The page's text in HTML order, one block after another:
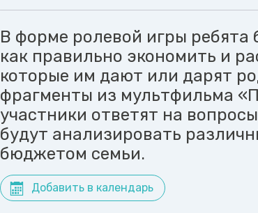
В форме ролевой игры ребята
как правильно экономить и
которые им дают или дарят
фрагменты из мультфильма
участники ответят на
будут анализировать
бюджетом семьи.
Добавить в календарь